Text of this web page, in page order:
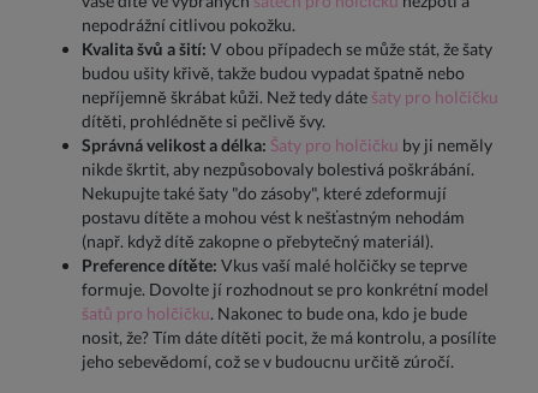
nepodrážní citlivou pokožku.
Kvalita švů a šití: V obou případech se může stát, že šaty
budou ušity křivě, takže budou vypadat špatně nebo
nepříjemně škrábat kůži. Než tedy dáte šaty pro holčičku
dítěti, prohlédněte si pečlivě švy.
Správná velikost a délka: Šaty pro holčičku by ji neměly
nikde škrtit, aby nezpůsobovaly bolestivá poškrábání.
Nekupujte také šaty "do zásoby", které zdeformují
postavu dítěte a mohou vést k nešťastným nehodám
(např. když dítě zakopne o přebytečný materiál).
Preference dítěte: Vkus vaší malé holčičky se teprve
formuje. Dovolte jí rozhodnout se pro konkrétní model
šatů pro holčičku. Nakonec to bude ona, kdo je bude
nosit, že? Tím dáte dítěti pocit, že má kontrolu, a posílíte
jeho sebevědomí, což se v budoucnu určitě zúročí.